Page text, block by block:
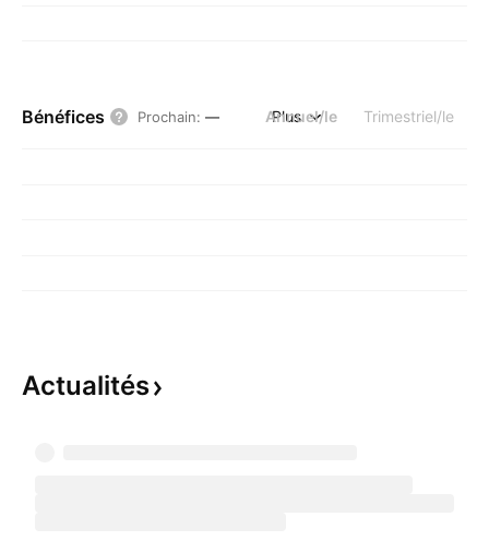
Bénéfices Prochain: — Annuel/le Trimestriel/le
Plus
Actualités